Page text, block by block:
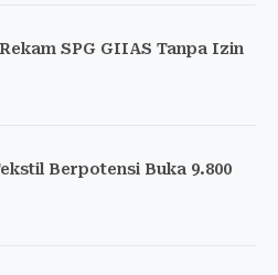
SPG GIIAS Tanpa Izin
Berpotensi Buka 9.800